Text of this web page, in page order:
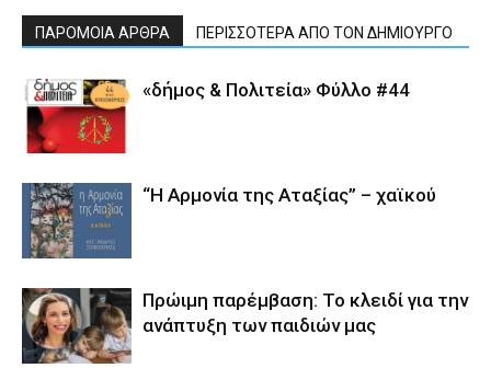
ΠΑΡΟΜΟΙΑ ΑΡΘΡΑ ΠΕΡΙΣΣΟΤΕΡΑ ΑΠΟ ΤΟΝ ΔΗΜΙΟΥΡΓΟ
«δήμος & Πολιτεία» Φύλλο #44
“Η Αρμονία της Αταξίας” – χαϊκού
Πρώιμη παρέμβαση: Το κλειδί για την
ανάπτυξη των παιδιών µας